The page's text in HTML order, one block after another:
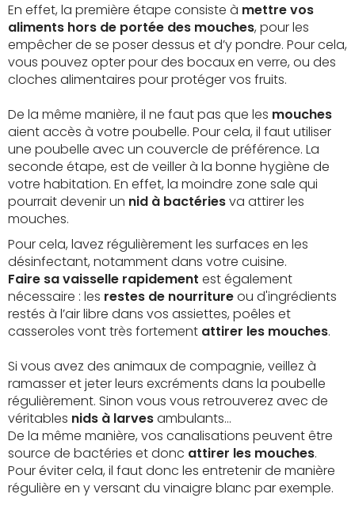
En effet, la première étape consiste à mettre vos
aliments hors de portée des mouches, pour les
empêcher de se poser dessus et d’y pondre. Pour cela,
vous pouvez opter pour des bocaux en verre, ou des
cloches alimentaires pour protéger vos fruits.
De la même manière, il ne faut pas que les mouches
aient accès à votre poubelle. Pour cela, il faut utiliser
une poubelle avec un couvercle de préférence. La
seconde étape, est de veiller à la bonne hygiène de
votre habitation. En effet, la moindre zone sale qui
pourrait devenir un nid à bactériesva attirer les
mouches.
Pour cela, lavez régulièrement les surfaces en les
désinfectant, notamment dans votre cuisine.
Faire sa vaisselle rapidement est également
nécessaire : les restes de nourritureou d'ingrédients
restés à l’air libre dans vos assiettes, poêles et
casseroles vont très fortement attirer les mouches.
Si vous avez des animaux de compagnie, veillez à
ramasser et jeter leurs excréments dans la poubelle
régulièrement. Sinon vous vous retrouverez avec de
véritables nids à larvesambulants…
De la même manière, vos canalisations peuvent être
source de bactéries et donc attirer les mouches.
Pour éviter cela, il faut donc les entretenir de manière
régulière en y versant du vinaigre blanc par exemple.